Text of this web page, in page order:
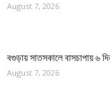
August 7, 2026
বগুড়ায় সাতসকালে বাসচাপায় ৬
August 7, 2026